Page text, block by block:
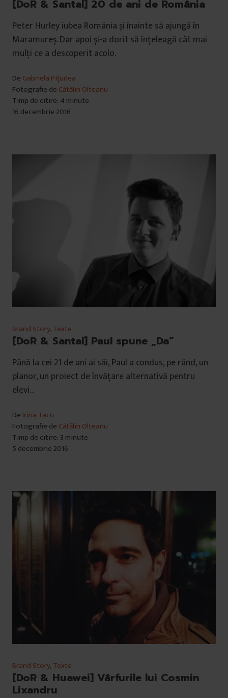
[DoR & Santal] 20 de ani de România
Peter Hurley iubea România și înainte să ajungă în
Maramureș. Dar apoi și-a dorit să înțeleagă cât mai
mulți ce a descoperit acolo.
De Gabriela Pițurlea
Fotografie de Cătălin Olteanu
Timp de citire: 4 minute
16 decembrie 2016
Brand Story,Texte
[DoR & Santal] Paul spune „Da”
Până la cei 21 de ani ai săi, Paul a condus, pe rând, un
planor, un proiect de învățare alternativă pentru
elevi…
De Irina Tacu
Fotografie de Cătălin Olteanu
Timp de citire: 3 minute
5 decembrie 2016
Brand Story,Texte
[DoR & Huawei] Vârfurile lui Cosmin
Lixandru